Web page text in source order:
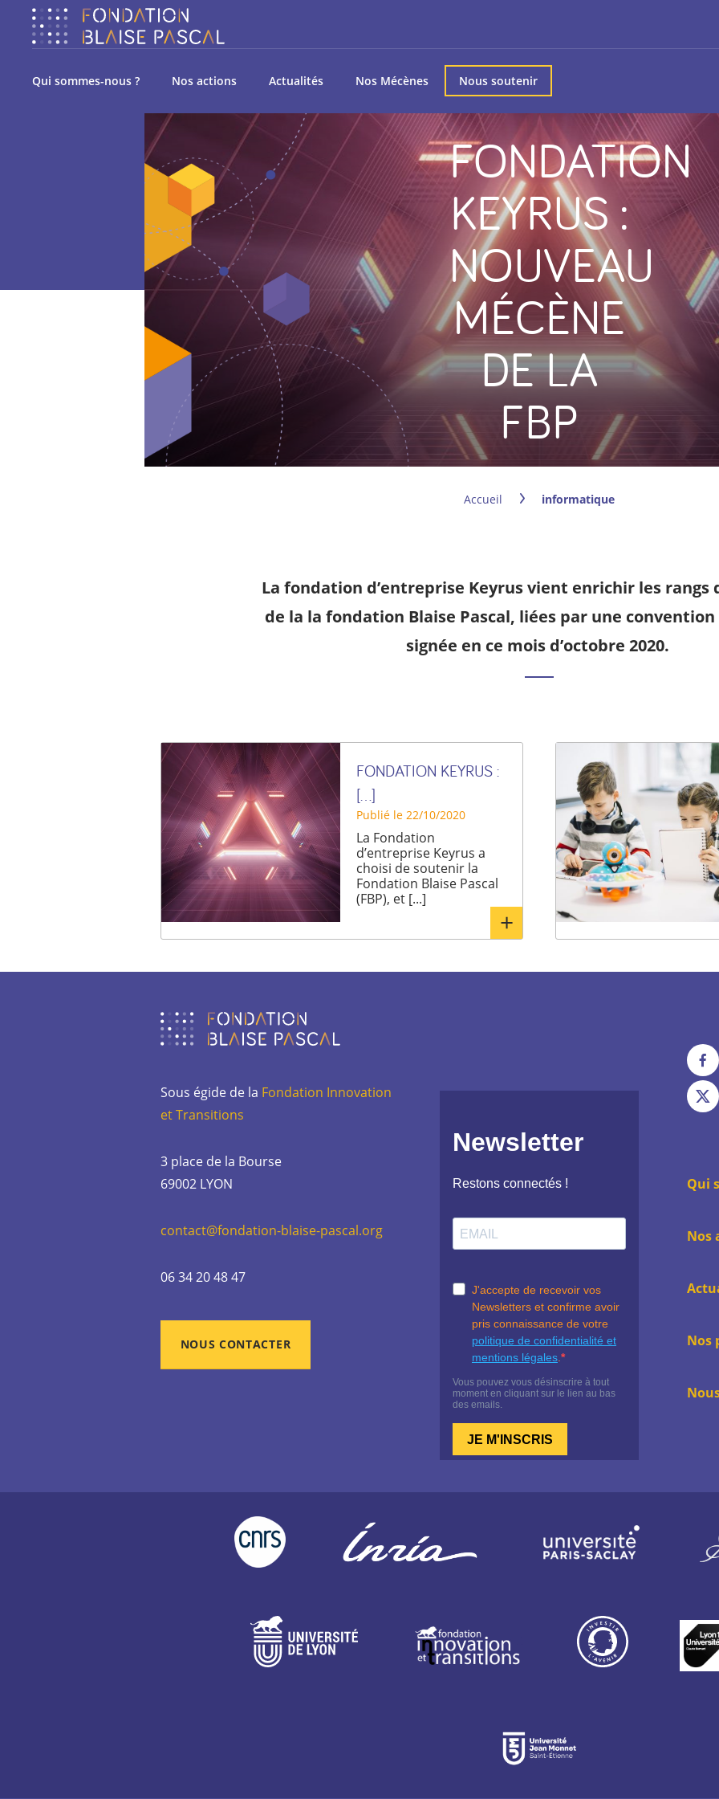
Qui sommes-nous ? Nos actions Actualités Nos Mécènes Nous soutenir
FONDATION
KEYRUS :
NOUVEAU
MÉCÈNE
DE LA
FBP
Accueil informatique
La fondation d’entreprise Keyrus vient enrichir les rangs
de la la fondation Blaise Pascal, liées par une
signée en ce mois d’octobre 2020.
FONDATION KEYRUS :
[...]
Publié le 22/10/2020
La Fondation
d’entreprise Keyrus a
choisi de soutenir la
Fondation Blaise Pascal
(FBP), et [...]
plus
Sous égide de la Fondation Innovation
et Transitions
3 place de la Bourse
69002 LYON
contact@fondation-blaise-pascal.org
06 34 20 48 47
NOUS CONTACTER
Voir
notre
page
:
Voir
notre
Qui
Nos
Nos